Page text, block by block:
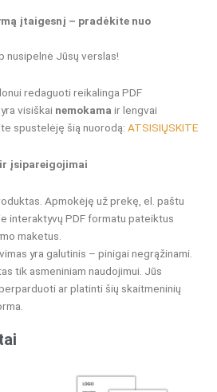
įtaigesnį – pradėkite nuo
nusipelnė Jūsų verslas!
redaguoti reikalinga PDF
visiškai nemokama ir lengvai
spustelėję šią nuorodą:ATSISIŲSKITE
įsipareigojimai
Apmokėję už prekę, el. paštu
interaktyvų PDF formatu pateiktus
maketus.
yra galutinis – pinigai negrąžinami.
tik asmeniniam naudojimui. Jūs
ar platinti šių skaitmeninių